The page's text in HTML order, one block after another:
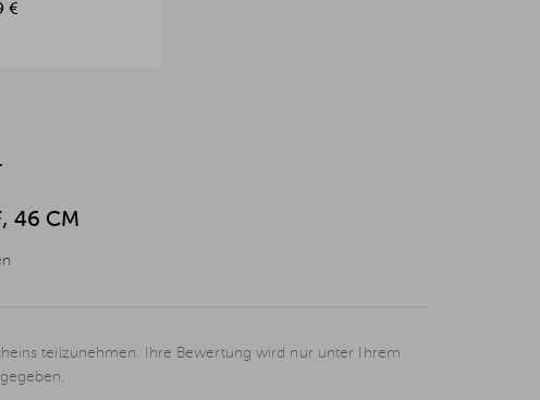
€
46 CM
teilzunehmen. Ihre Bewertung wird nur unter Ihrem